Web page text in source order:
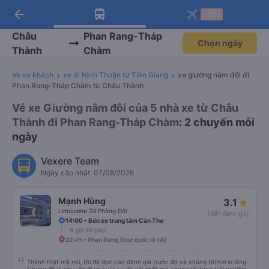
Tải app Vexere ngay!
Nhận ưu đãi thành viên độc
quyền
Mở app
Tải app Vexere
-30k/ghế khi đặt vé máy bay qua
app
Mở app
arrow_back
Châu
Thành
Phan Rang-Tháp
Chàm
Chọn ngày
Vé xe khách xe đi Ninh Thuận từ Tiền Giang
xe giường nằm đôi đi
Phan Rang-Tháp Chàm từ Châu Thành
Vé xe Giường nằm đôi của 5 nhà xe từ Châu
Thành đi Phan Rang-Tháp Chàm: 2 chuyến mỗi
ngày
Vexere Team
Ngày cập nhật: 07/08/2026
Mạnh Hùng
Limousine 24 Phòng Đôi
3.1
(381 đánh giá)
14:00 • Bến xe trung tâm Cần Thơ
8 giờ 45 phút
22:45 • Phan Rang (Dọc quốc lộ 1A)
Thành thật mà nói, tôi đã đọc các đánh giá trước đó và chúng tôi hơi lo lắng.